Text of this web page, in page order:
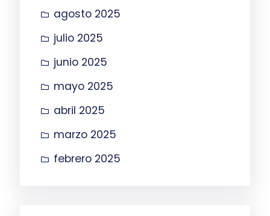
agosto 2025
julio 2025
junio 2025
mayo 2025
abril 2025
marzo 2025
febrero 2025